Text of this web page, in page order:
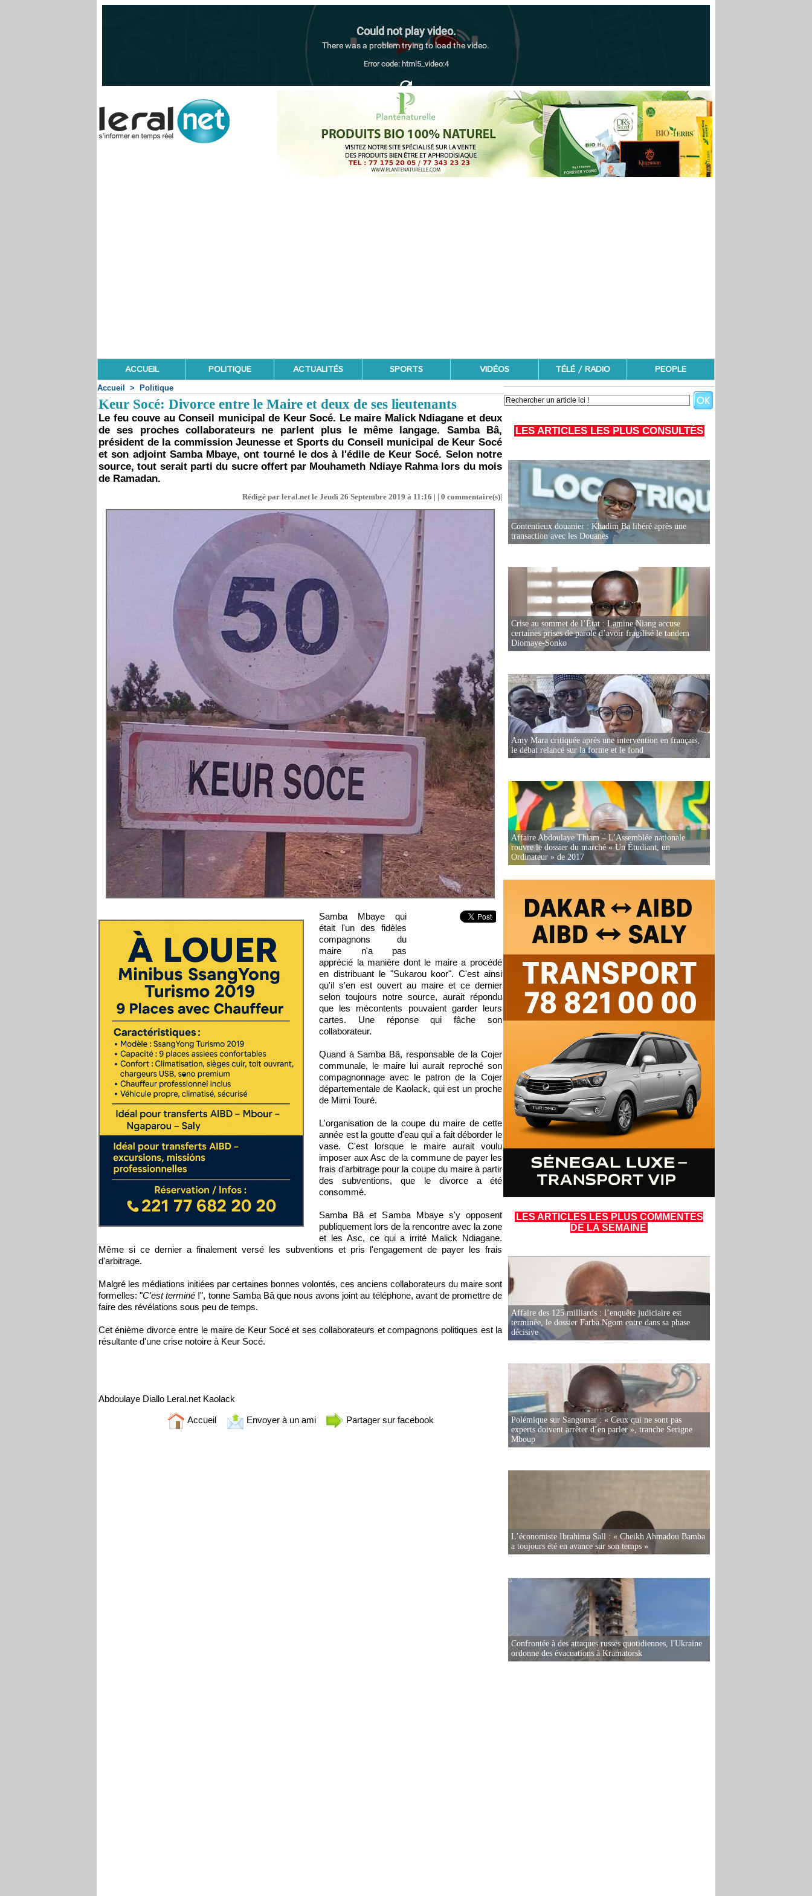
ACCUEIL POLITIQUE ACTUALITÉS SPORTS VIDÉOS TÉLÉ / RADIO PEOPLE
Accueil > Politique
Keur Socé: Divorce entre le Maire et deux de ses lieutenants
Le feu couve au Conseil municipal de Keur Socé. Le maire Malick Ndiagane et deux
de ses proches collaborateurs ne parlent plus le même langage. Samba Bâ,
président de la commission Jeunesse et Sports du Conseil municipal de Keur Socé
et son adjoint Samba Mbaye, ont tourné le dos à l'édile de Keur Socé. Selon notre
source, tout serait parti du sucre offert par Mouhameth Ndiaye Rahma lors du mois
de Ramadan.
Rédigé par leral.net le Jeudi 26 Septembre 2019 à 11:16 | | 0 commentaire(s)|
Samba Mbaye qui
était l'un des fidèles
compagnons du
maire n'a pas
apprécié la manière dont le maire a procédé
en distribuant le "Sukarou koor". C'est ainsi
qu'il s'en est ouvert au maire et ce dernier
selon toujours notre source, aurait répondu
que les mécontents pouvaient garder leurs
cartes. Une réponse qui fâche son
collaborateur.
Quand à Samba Bâ, responsable de la Cojer
communale, le maire lui aurait reproché son
compagnonnage avec le patron de la Cojer
départementale de Kaolack, qui est un proche
de Mimi Touré.
L'organisation de la coupe du maire de cette
année est la goutte d'eau qui a fait déborder le
vase. C'est lorsque le maire aurait voulu
imposer aux Asc de la commune de payer les
frais d'arbitrage pour la coupe du maire à partir
des subventions, que le divorce a été
consommé.
Samba Bâ et Samba Mbaye s'y opposent
publiquement lors de la rencontre avec la zone
et les Asc, ce qui a irrité Malick Ndiagane.
Même si ce dernier a finalement versé les subventions et pris l'engagement de payer les frais
d'arbitrage.
Malgré les médiations initiées par certaines bonnes volontés, ces anciens collaborateurs du maire sont
formelles: "C'est terminé !", tonne Samba Bâ que nous avons joint au téléphone, avant de promettre de
faire des révélations sous peu de temps.
Cet énième divorce entre le maire de Keur Socé et ses collaborateurs et compagnons politiques est la
résultante d'une crise notoire à Keur Socé.
Abdoulaye Diallo Leral.net Kaolack
Accueil Envoyer à un ami Partager sur facebook
LES ARTICLES LES PLUS CONSULTÉS
Contentieux douanier : Khadim Ba libéré après une
transaction avec les Douanes
Crise au sommet de l’État : Lamine Niang accuse
certaines prises de parole d’avoir fragilisé le tandem
Diomaye-Sonko
Amy Mara critiquée après une intervention en français,
le débat relancé sur la forme et le fond
Affaire Abdoulaye Thiam – L'Assemblée nationale
rouvre le dossier du marché « Un Étudiant, un
Ordinateur » de 2017
LES ARTICLES LES PLUS COMMENTÉS
DE LA SEMAINE
Affaire des 125 milliards : l’enquête judiciaire est
terminée, le dossier Farba Ngom entre dans sa phase
décisive
Polémique sur Sangomar : « Ceux qui ne sont pas
experts doivent arrêter d’en parler », tranche Serigne
Mboup
L’économiste Ibrahima Sall : « Cheikh Ahmadou Bamba
a toujours été en avance sur son temps »
Confrontée à des attaques russes quotidiennes, l'Ukraine
ordonne des évacuations à Kramatorsk